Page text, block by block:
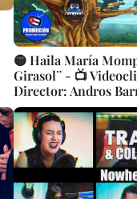
🟡 Haila María
Girasol¨ - 📺
Director: Andros